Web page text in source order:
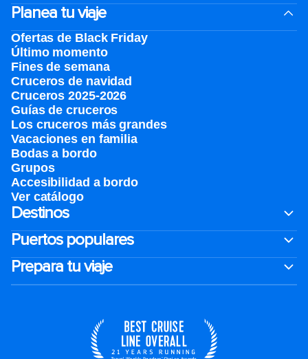
Planea tu viaje
Ofertas de Black Friday
Último momento
Fines de semana
Cruceros de navidad
Cruceros 2025-2026
Guías de cruceros
Los cruceros más grandes
Vacaciones en familia
Bodas a bordo
Grupos
Accesibilidad a bordo
Ver catálogo
Destinos
Puertos populares
Prepara tu viaje